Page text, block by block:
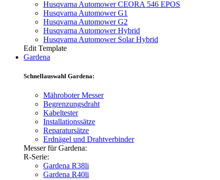
Husqvarna Automower CEORA 546 EPOS
Husqvarna Automower G1
Husqvarna Automower G2
Husqvarna Automower Hybrid
Husqvarna Automower Solar Hybrid
Edit Template
Gardena
Schnellauswahl Gardena:
Mähroboter Messer
Begrenzungsdraht
Kabeltester
Installationssätze
Reparatursätze
Erdnägel und Drahtverbinder
Messer für Gardena:
R-Serie:
Gardena R38li
Gardena R40li